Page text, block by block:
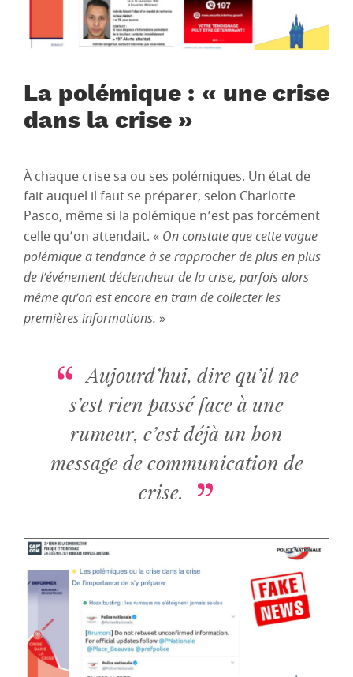
La polémique : « une crise
dans la crise »
À chaque crise sa ou ses polémiques. Un état de
fait auquel il faut se préparer, selon Charlotte
Pasco, même si la polémique n’est pas forcément
celle qu’on attendait. « On constate que cette vague
polémique a tendance à se rapprocher de plus en plus
de l’événement déclencheur de la crise, parfois alors
même qu’on est encore en train de collecter les
premières informations. »
Aujourd’hui, dire qu’il ne
s’est rien passé face à une
rumeur, c’est déjà un bon
message de communication de
crise.